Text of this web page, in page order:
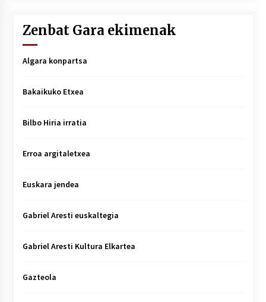
Zenbat Gara ekimenak
Algara konpartsa
Bakaikuko Etxea
Bilbo Hiria irratia
Erroa argitaletxea
Euskara jendea
Gabriel Aresti euskaltegia
Gabriel Aresti Kultura Elkartea
Gazteola